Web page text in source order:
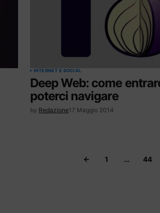
INTERNET E SOCIAL
Deep Web: come
poterci navigare
by Redazione17 Maggio 2014
1 … 44